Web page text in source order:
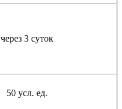
через 3 суток
50 усл. ед.